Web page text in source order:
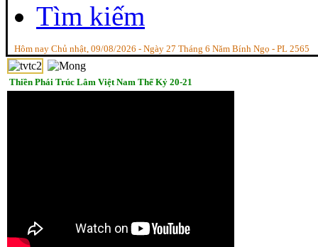
Tìm kiếm
Hôm nay Chủ nhật, 09/08/2026 - Ngày 27 Tháng 6 Năm Bính Ngọ - PL 2565
Thiền Phái Trúc Lâm Việt Nam Thế Kỷ 20-21